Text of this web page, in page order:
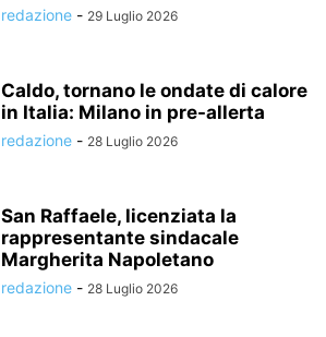
redazione - 29 Luglio 2026
Caldo, tornano le ondate di calore
in Italia: Milano in pre-allerta
redazione - 28 Luglio 2026
San Raffaele, licenziata la
rappresentante sindacale
Margherita Napoletano
redazione - 28 Luglio 2026